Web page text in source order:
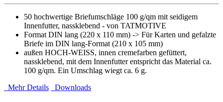
50 hochwertige Briefumschläge 100 g/qm mit seidigem
Innenfutter, nassklebend - von TATMOTIVE
Format DIN lang (220 x 110 mm) -> Für Karten und gefalzte
Briefe im DIN lang-Format (210 x 105 mm)
außen HOCH-WEISS, innen cremefarben gefüttert,
nassklebend, mit dem Innenfutter entspricht das Material ca.
100 g/qm. Ein Umschlag wiegt ca. 6 g.
Mehr Details
Downloads